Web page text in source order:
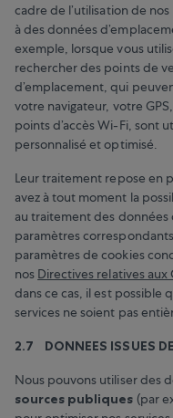
cadre de l’utilisation de
à des données
exemple, lorsque vous
rechercher des points de
d’emplacement, qui
votre navigateur, votre
points d’accès Wi-Fi, sont
personnalisé et optimisé.
Leur traitement repose en
avez à tout moment la
au traitement des données
paramètres
paramètres de cookies
nos Directives relatives aux
dans ce cas, il est possible
services ne soient pas
2.7 DONNEES ISSUES
Nous pouvons utiliser des
sources publiques (par